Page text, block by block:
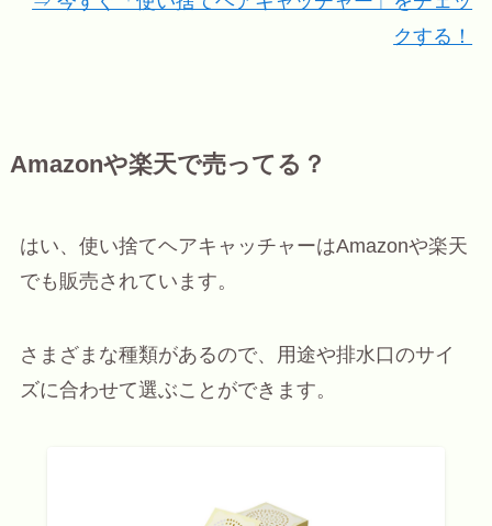
クする！
Amazonや楽天で売ってる？
はい、使い捨てヘアキャッチャーはAmazonや楽天
でも販売されています。
さまざまな種類があるので、用途や排水口のサイ
ズに合わせて選ぶことができます。